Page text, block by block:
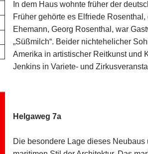
In dem Haus wohnte früher der
Früher gehörte es Elfriede
Ehemann, Georg Rosenthal, war
„Süßmilch“. Beider nichtehelicher
Amerika in artistischer Reitkunst und
Jenkins in Variete- und
Helgaweg 7a
Die besondere Lage dieses Neubaus